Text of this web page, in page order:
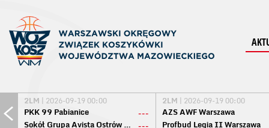
2LM | 2026-09-19 00:00
PKK 99 Pabianice
---
Sokół Grupa Avista Ostrów Maz.
2LM | 2026-09-19 00:00
AZS AWF Warszawa
Profbud Legia II Warszawa